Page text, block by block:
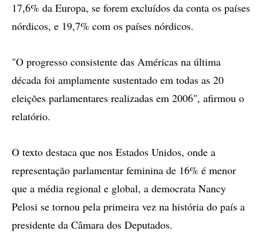
17,6% da Europa, se forem excluídos da conta os países
nórdicos, e 19,7% com os países nórdicos.
"O progresso consistente das Américas na última
década foi amplamente sustentado em todas as 20
eleições parlamentares realizadas em 2006", afirmou o
relatório.
O texto destaca que nos Estados Unidos, onde a
representação parlamentar feminina de 16% é menor
que a média regional e global, a democrata Nancy
Pelosi se tornou pela primeira vez na história do país a
presidente da Câmara dos Deputados.